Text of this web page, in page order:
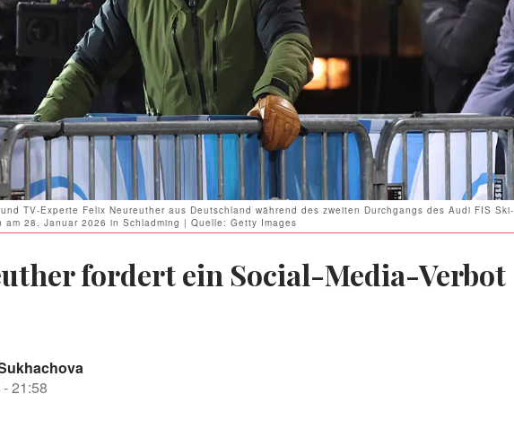
TV-Experte Felix Neureuther aus Deutschland während des zweiten Durchgangs des Audi FIS Ski-
am 28. Januar 2026 in Schladming | Quelle: Getty Images
fordert ein Social-Media-Verbot
-21:58